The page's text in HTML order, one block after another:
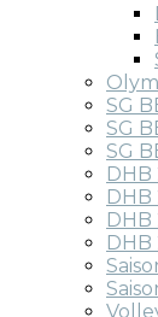
SG
SG
SG
DHB
DHB
DHB